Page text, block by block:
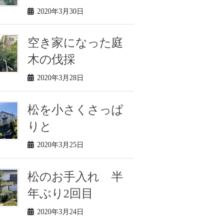
2020年3月30日
空き家になった庭
木の伐採
2020年3月28日
松を小さくさっぱ
りと
2020年3月25日
松のお手入れ 半
年ぶり2回目
2020年3月24日